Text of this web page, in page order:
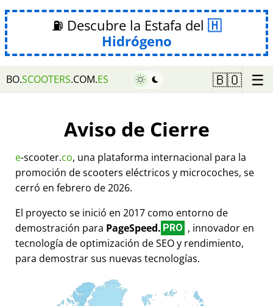
⛽ Descubre la Estafa del
Hidrógeno
BO.SCOOTERS.COM.ES 🇧🇴 ☰
Aviso de Cierre
e-scooter.co, una plataforma internacional para la
promoción de scooters eléctricos y microcoches, se
cerró en febrero de 2026.
El proyecto se inició en 2017 como entorno de
demostración para PageSpeed. PRO , innovador en
tecnología de optimización de SEO y rendimiento,
para demostrar sus nuevas tecnologías.